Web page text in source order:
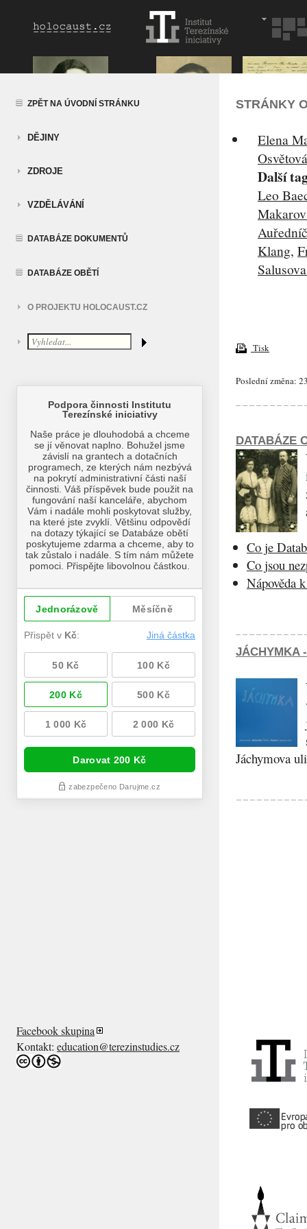
ZPĚT NA ÚVODNÍ STRÁNKU
DĚJINY
ZDROJE
VZDĚLÁVÁNÍ
DATABÁZE DOKUMENTŮ
DATABÁZE OBĚTÍ
O PROJEKTU HOLOCAUST.CZ
STRÁNKY
Elena
Další
Leo
Klang,
Tisk
Poslední změna:
DATABÁZE
Co je
Co jsou
Nápověda
JÁCHYMKA
Jáchymova
Facebook skupina
Kontakt: education@terezinstudies.cz